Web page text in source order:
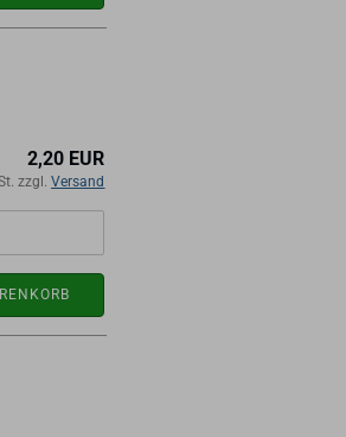
2,20 EUR
zzgl.Versand